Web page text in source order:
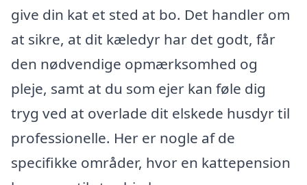
give din kat et sted at bo. Det handler om
at sikre, at dit kæledyr har det godt, får
den nødvendige opmærksomhed og
pleje, samt at du som ejer kan føle dig
tryg ved at overlade dit elskede husdyr til
professionelle. Her er nogle af de
specifikke områder, hvor en kattepension